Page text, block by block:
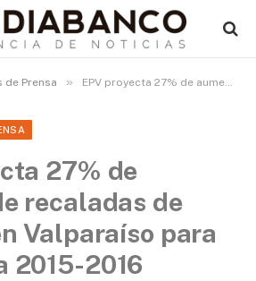
de Prensa » EPV proyecta 27% de aumento de recaladas de cruceros en Valparaíso para temporada 2015-2016
27% de
recaladas de
Valparaíso para
2015-2016